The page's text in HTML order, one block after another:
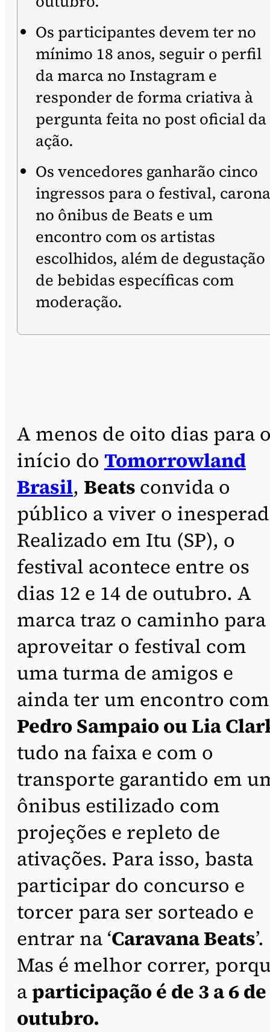
Os participantes devem ter no
mínimo 18 anos, seguir o perfil
da marca no Instagram e
responder de forma criativa à
pergunta feita no post oficial da
ação.
Os vencedores ganharão cinco
ingressos para o festival, carona
no ônibus de Beats e um
encontro com os artistas
escolhidos, além de degustação
de bebidas específicas com
moderação.
A menos de oito dias para
início do Tomorrowland
Brasil, Beats convida o
público a viver o
Realizado em Itu (SP), o
festival acontece entre os
dias 12 e 14 de outubro. A
marca traz o caminho para
aproveitar o festival com
uma turma de amigos e
ainda ter um encontro com
Pedro Sampaio ou Lia
tudo na faixa e com o
transporte garantido em
ônibus estilizado com
projeções e repleto de
ativações. Para isso, basta
participar do concurso e
torcer para ser sorteado e
entrar na ‘Caravana Beats’.
Mas é melhor correr,
aparticipação é de 3 a 6 de
outubro.